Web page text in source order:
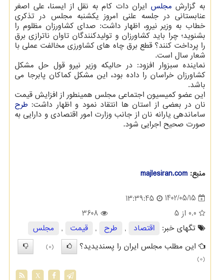
به گزارش مجلس ایران دات کام به نقل از ایسنا، علی اصغر
عنابستانی در جلسه علنی امروز یکشنبه مجلس در تذکری
خطاب به وزیر نیرو، اظهار داشت: صدای کشاورزان مظلوم را
بشنوید؛ چرا باید کشاورزان و تولیدکنندگان تاوان ناترازی برق
را پرداخت کنند؟ قطع برق چاه های کشاورزی مخالفت عملی با
شعار سال است.
نماینده سبزوار افزود: در حالیکه وزیر نیرو قول حل مشکل
کشاورزان خراسان را داده بود، این مشکل کماکان پابرجا می
باشد.
این عضو کمیسیون اجتماعی مجلس همینطور از افزایش قیمت
نان در بعضی از استان ها انتقاد نمود و اظهار داشت: طرح
ساماندهی یارانه نان از جانب وزارت امور اقتصادی و دارایی به
صورت صحیح اجرایی شود.
منبع: majlesiran.com
1402/05/15
13:39:45
0.0 از 5
3608
تگهای خبر:
اقتصاد , طرح , قیمت ,
مجلس
این مطلب مجلس ایران را پسندیدید؟
(0)
(0)
X